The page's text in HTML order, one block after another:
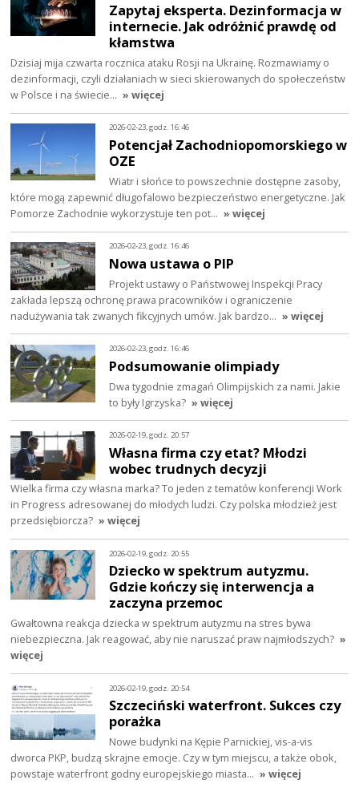
Zapytaj eksperta. Dezinformacja w
internecie. Jak odróżnić prawdę od
kłamstwa
Dzisiaj mija czwarta rocznica ataku Rosji na Ukrainę. Rozmawiamy o
dezinformacji, czyli działaniach w sieci skierowanych do społeczeństw
w Polsce i na świecie… » więcej
2026-02-23, godz. 16:46
Potencjał Zachodniopomorskiego w
OZE
Wiatr i słońce to powszechnie dostępne zasoby,
które mogą zapewnić długofalowo bezpieczeństwo energetyczne. Jak
Pomorze Zachodnie wykorzystuje ten pot… » więcej
2026-02-23, godz. 16:46
Nowa ustawa o PIP
Projekt ustawy o Państwowej Inspekcji Pracy
zakłada lepszą ochronę prawa pracowników i ograniczenie
nadużywania tak zwanych fikcyjnych umów. Jak bardzo… » więcej
2026-02-23, godz. 16:46
Podsumowanie olimpiady
Dwa tygodnie zmagań Olimpijskich za nami. Jakie
to były Igrzyska? » więcej
2026-02-19, godz. 20:57
Własna firma czy etat? Młodzi
wobec trudnych decyzji
Wielka firma czy własna marka? To jeden z tematów konferencji Work
in Progress adresowanej do młodych ludzi. Czy polska młodzież jest
przedsiębiorcza? » więcej
2026-02-19, godz. 20:55
Dziecko w spektrum autyzmu.
Gdzie kończy się interwencja a
zaczyna przemoc
Gwałtowna reakcja dziecka w spektrum autyzmu na stres bywa
niebezpieczna. Jak reagować, aby nie naruszać praw najmłodszych? »
więcej
2026-02-19, godz. 20:54
Szczeciński waterfront. Sukces czy
porażka
Nowe budynki na Kępie Parnickiej, vis-a-vis
dworca PKP, budzą skrajne emocje. Czy w tym miejscu, a także obok,
powstaje waterfront godny europejskiego miasta… » więcej